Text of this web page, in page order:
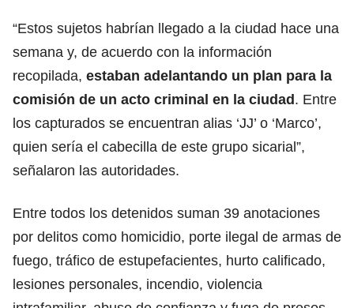
“Estos sujetos habrían llegado a la ciudad hace una
semana y, de acuerdo con la información
recopilada, estaban adelantando un plan para la
comisión de un acto criminal en la ciudad. Entre
los capturados se encuentran alias ‘JJ’ o ‘Marco’,
quien sería el cabecilla de este grupo sicarial”,
señalaron las autoridades.
Entre todos los detenidos suman 39 anotaciones
por delitos como homicidio, porte ilegal de armas de
fuego, tráfico de estupefacientes, hurto calificado,
lesiones personales, incendio, violencia